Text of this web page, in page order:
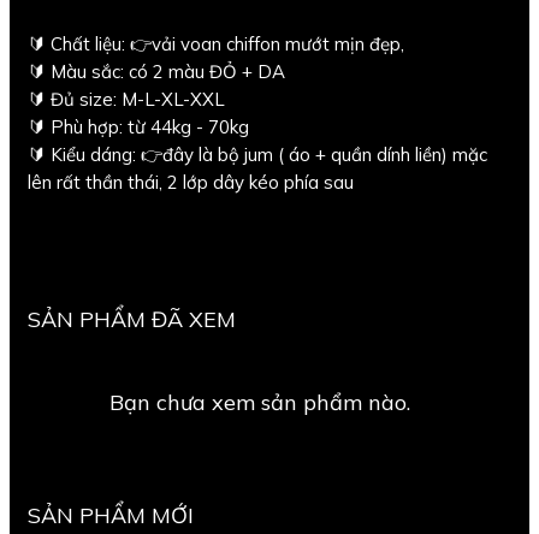
🔰 Chất liệu: 👉vải voan chiffon mướt mịn đẹp,
🔰 Màu sắc: có 2 màu ĐỎ + DA
🔰 Đủ size: M-L-XL-XXL
🔰 Phù hợp: từ 44kg - 70kg
🔰 Kiểu dáng: 👉đây là bộ jum ( áo + quần dính liền) mặc
lên rất thần thái, 2 lớp dây kéo phía sau
SẢN PHẨM ĐÃ XEM
Bạn chưa xem sản phẩm nào.
SẢN PHẨM MỚI